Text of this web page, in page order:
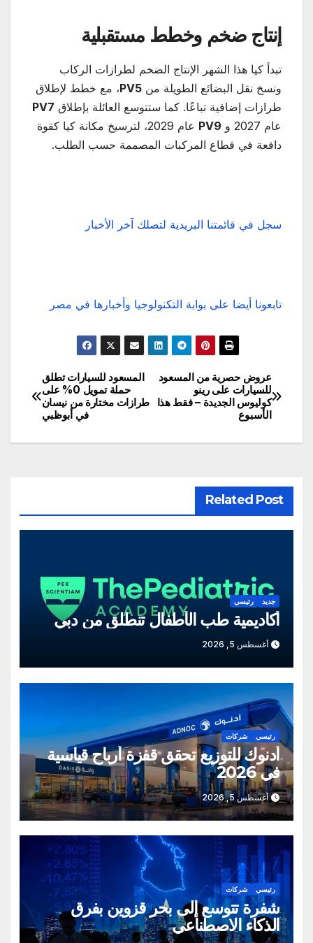
إنتاج ضخم وخطط مستقبلية
تبدأ كيا هذا الشهر الإنتاج الضخم لطرازات الركاب
ونسخ نقل البضائع الطويلة من PV5، مع خطط لإطلاق
طرازات إضافية تباعًا. كما ستتوسع العائلة بإطلاق PV7
عام 2027 و
PV9
عام 2029، لترسيخ مكانة كيا كقوة
دافعة في قطاع المركبات المصممة حسب الطلب.
سجل في قائمتنا البريدية لتصلك آخر الأخبار
تابعونا أيضا على بوابة التكنولوجيا وأخبارها في مصر
تصفّح
المقالات
المسعود للسيارات تطلق
حملة تمويل 0% على
طرازات مختارة من نيسان
في أبوظبي
عروض حصرية من المسعود
للسيارات على رينو
كوليوس الجديدة – فقط هذا
الأسبوع
Related Post
جديد رئيسي
أكاديمية طب الأطفال تنطلق من دبي
أغسطس 5, 2026
رئيسي شركات
أدنوك للتوزيع تحقق قفزة أرباح قياسية
في 2026
أغسطس 5, 2026
رئيسي شركات
شفرة تتوسع إلى بحر قزوين بفرق
الذكاء الاصطناعي